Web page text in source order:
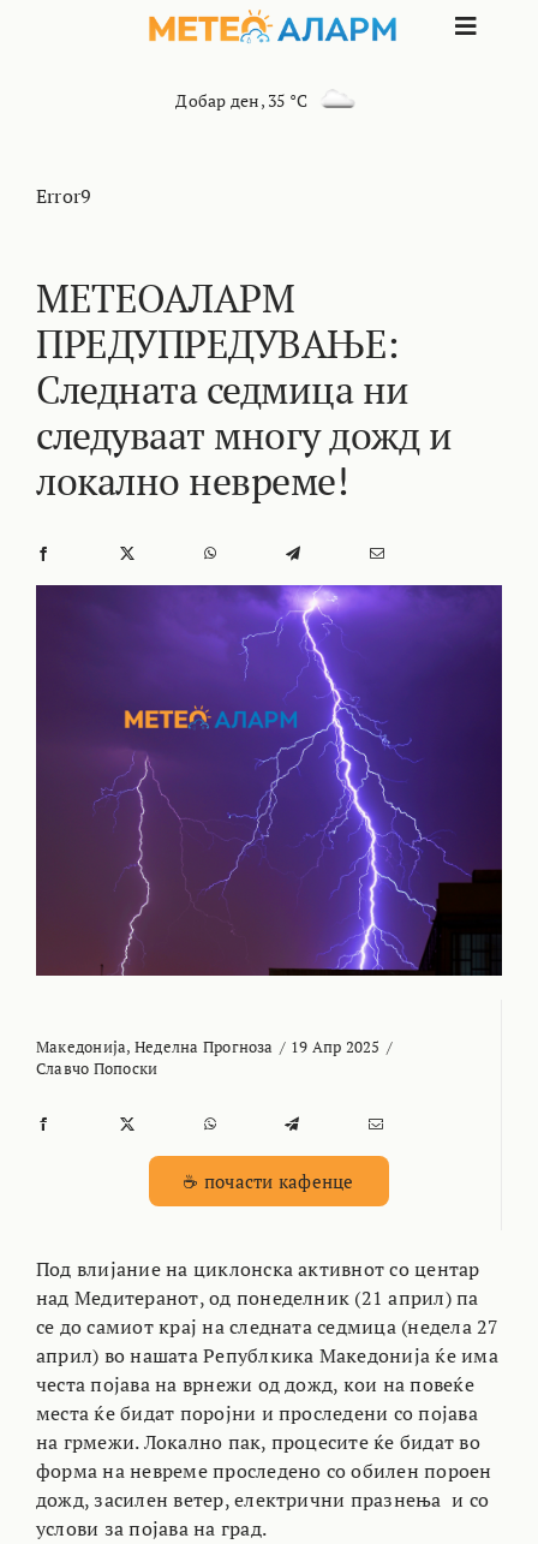
Toggle
ИНТЕРЕСНО
КОНТАКТ
МАРКЕТИНГ
Добар ден, 35 °C
Error9
МЕТЕОАЛАРМ
ПРЕДУПРЕДУВАЊЕ:
Следната седмица ни
следуваат многу дожд и
локално невреме!
Македонија, Неделна Прогноза / 19 Апр 2025 /
Славчо Попоски
☕ почасти кафенце
Под влијание на циклонска активнот со центар
над Медитеранот, од понеделник (21 април) па
се до самиот крај на следната седмица (недела 27
април) во нашата Републкика Македонија ќе има
честа појава на врнежи од дожд, кои на повеќе
места ќе бидат поројни и проследени со појава
на грмежи. Локално пак, процесите ќе бидат во
форма на невреме проследено со обилен пороен
дожд, засилен ветер, електрични празнења и со
услови за појава на град.